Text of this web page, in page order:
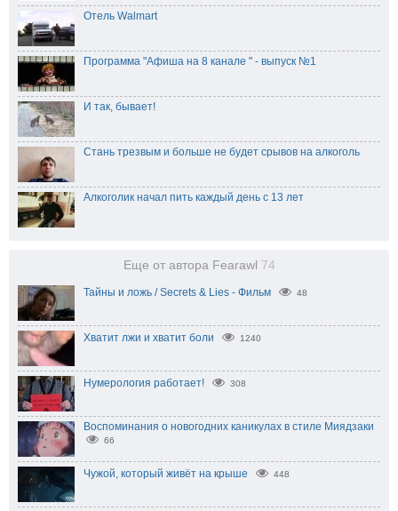
Отель Walmart
Программа "Афиша на 8 канале " - выпуск №1
И так, бывает!
Стань трезвым и больше не будет срывов на алкоголь
Алкоголик начал пить каждый день с 13 лет
Еще от автора Fearawl 74
Тайны и ложь / Secrets & Lies - Фильм 48
Хватит лжи и хватит боли 1240
Нумерология работает! 308
Воспоминания о новогодних каникулах в стиле Миядзаки
66
Чужой, который живёт на крыше 448